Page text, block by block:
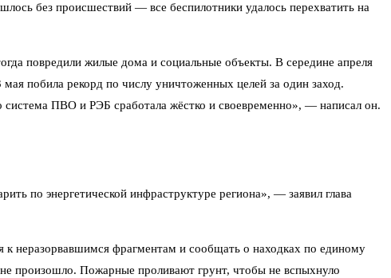
без происшествий — все беспилотники удалось перехватить на
повредили жилые дома и социальные объекты. В середине апреля
побила рекорд по числу уничтоженных целей за один заход.
система ПВО и РЭБ сработала жёстко и своевременно», — написал он.
по энергетической инфраструктуре региона», — заявил глава
к неразорвавшимся фрагментам и сообщать о находках по единому
произошло. Пожарные проливают грунт, чтобы не вспыхнуло